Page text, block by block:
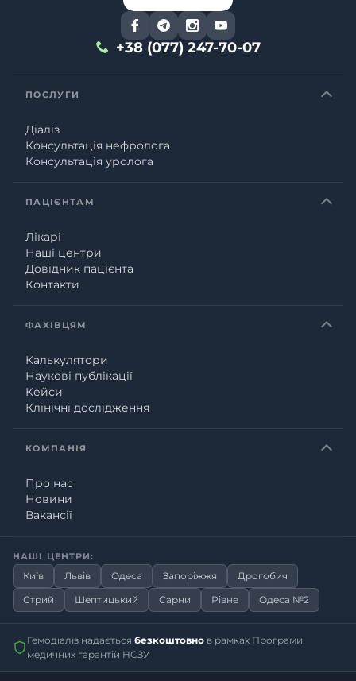
+38 (077) 247-70-07
ПОСЛУГИ
Діаліз
Консультація нефролога
Консультація уролога
ПАЦІЄНТАМ
Лікарі
Наші центри
Довідник пацієнта
Контакти
ФАХІВЦЯМ
Калькулятори
Наукові публікації
Кейси
Клінічні дослідження
КОМПАНІЯ
Про нас
Новини
Вакансії
НАШІ ЦЕНТРИ:
Київ Львів Одеса Запоріжжя
Дрогобич
Стрий
Шептицький Сарни Рівне Одеса №2
Гемодіаліз надається безкоштовно в рамках Програми
медичних гарантій НСЗУ